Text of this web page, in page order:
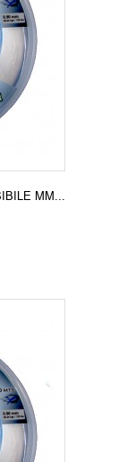
MM...